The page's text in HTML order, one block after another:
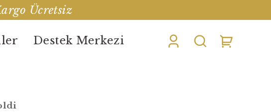
Ücretsiz
Destek Merkezi